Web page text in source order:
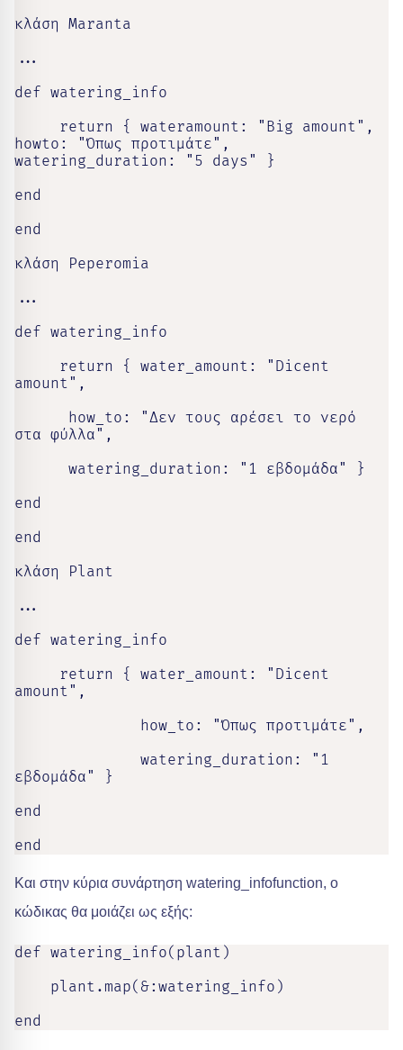
κλάση Maranta
...
def watering_info
howto: "Όπως προτιμάτε",
watering_duration: "5 days" }
end
end
κλάση Peperomia
...
def watering_info
amount",
στα φύλλα",
end
end
κλάση Plant
...
def watering_info
amount",
εβδομάδα" }
end
end
Και στην κύρια συνάρτηση watering_infofunction, ο
κώδικας θα μοιάζει ως εξής:
def watering_info(plant)
end